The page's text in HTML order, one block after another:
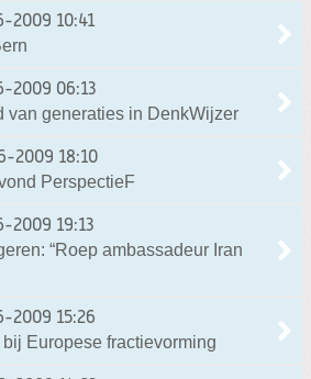
2009 10:41
2009 06:13
van generaties in DenkWijzer
2009 18:10
PerspectieF
2009 19:13
“Roep ambassadeur Iran
2009 15:26
Europese fractievorming